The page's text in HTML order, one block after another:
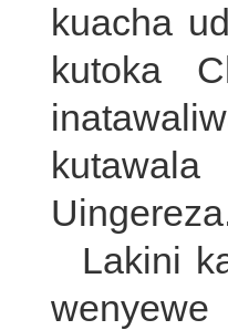
kuacha
kutoka
Lakini